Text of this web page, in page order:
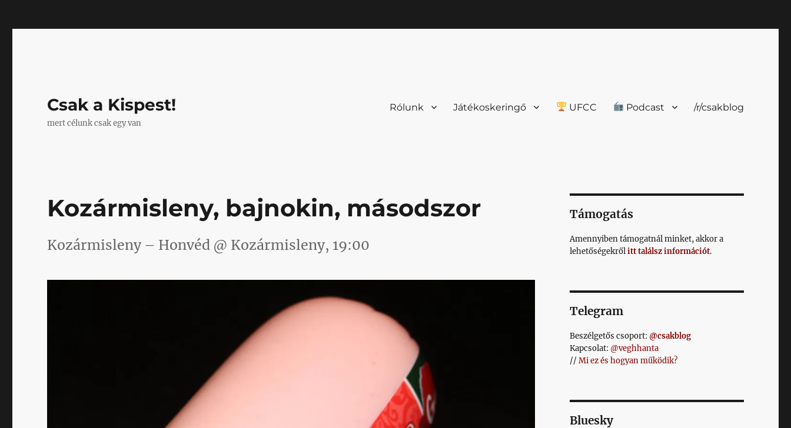
Csak a Kispest!
mert célunk csak egy van
Rólunk Játékoskeringő UFCC Podcast /r/csakblog
Kozármisleny, bajnokin, másodszor
Kozármisleny – Honvéd @ Kozármisleny, 19:00
Támogatás
Amennyiben támogatnál minket, akkor a
lehetőségekrőlitt találsz információt.
Telegram
Beszélgetős csoport: @csakblog
Kapcsolat: @veghhanta
// Mi ez és hogyan működik?
Bluesky